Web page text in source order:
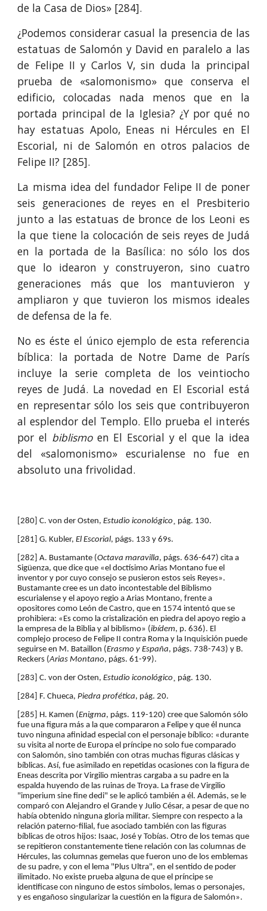
de la Casa de Dios» [284].
¿Podemos considerar casual la presencia de las
estatuas de Salomón y David en paralelo a las
de Felipe II y Carlos V, sin duda la principal
prueba de «salomonismo» que conserva el
edificio, colocadas nada menos que en la
portada principal de la Iglesia? ¿Y por qué no
hay estatuas Apolo, Eneas ni Hércules en El
Escorial, ni de Salomón en otros palacios de
Felipe II? [285].
La misma idea del fundador Felipe II de poner
seis generaciones de reyes en el Presbiterio
junto a las estatuas de bronce de los Leoni es
la que tiene la colocación de seis reyes de Judá
en la portada de la Basílica: no sólo los dos
que lo idearon y construyeron, sino cuatro
generaciones más que los mantuvieron y
ampliaron y que tuvieron los mismos ideales
de defensa de la fe.
No es éste el único ejemplo de esta referencia
bíblica: la portada de Notre Dame de París
incluye la serie completa de los veintiocho
reyes de Judá. La novedad en El Escorial está
en repre­sentar sólo los seis que contribuye­ron
al esplendor del Templo. Ello prueba el interés
por el biblismo en El Escorial y el que la idea
del «salomonismo» escurialense no fue en
absoluto una frivolidad.
[280] C. von der Osten, Estudio iconológico¸ pág. 130.
[281] G. Kubler, El Escorial, págs. 133 y 69s.
[282] A. Bustamante (Octava maravilla, págs. 636-647) cita a
Sigüenza, que dice que «el doctísimo Arias Montano fue el
inventor y por cuyo consejo se pusieron estos seis Reyes».
Bustamante cree es un dato incontestable del Biblismo
escurialense y el apoyo regio a Arias Montano, frente a
opositores como León de Castro, que en 1574 intentó que se
prohibiera: «Es como la cristalización en piedra del apoyo regio a
la empresa de la Biblia y al biblismo» (ibídem, p. 636). El
complejo proceso de Felipe II contra Roma y la Inquisición puede
seguirse en M. Bataillon (Erasmo y España, págs. 738-743) y B.
Reckers (Arias Montano, págs. 61-99).
[283] C. von der Osten, Estudio iconológico¸ pág. 130.
[284] F. Chueca, Piedra profética, pág. 20.
[285] H. Kamen (Enigma, págs. 119-120) cree que Salomón sólo
fue una figura más a la que compararon a Felipe y que él nunca
tuvo ninguna afinidad especial con el personaje bíblico: «durante
su visita al norte de Europa el príncipe no solo fue comparado
con Salomón, sino también con otras muchas figuras clásicas y
bíblicas. Así, fue asimilado en repetidas ocasiones con la figura de
Eneas descrita por Virgilio mientras cargaba a su padre en la
espalda huyendo de las ruinas de Troya. La frase de Virgilio
"imperium sine fine dedi" se le aplicó también a él. Además, se le
comparó con Alejandro el Grande y Julio César, a pesar de que no
había obtenido ninguna gloria militar. Siempre con respecto a la
relación paterno-filial, fue asociado también con las figuras
bíblicas de otros hijos: Isaac, José y Tobías. Otro de los temas que
se repitieron constantemente tiene relación con las columnas de
Hércules, las columnas gemelas que fueron uno de los emblemas
de su padre, y con el lema "Plus Ultra", en el sentido de poder
ilimitado. No existe prueba alguna de que el príncipe se
identificase con ninguno de estos símbolos, lemas o personajes,
y es engañoso singularizar la cuestión en la figura de Salomón».